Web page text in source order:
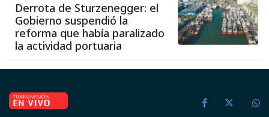
Derrota de Sturzenegger: el
Gobierno suspendió la
reforma que había paralizado
la actividad portuaria